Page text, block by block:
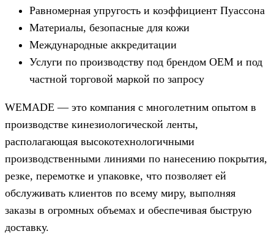
Равномерная упругость и коэффициент Пуассона
Материалы, безопасные для кожи
Международные аккредитации
Услуги по производству под брендом OEM и под
частной торговой маркой по запросу
WEMADE — это компания с многолетним опытом в
производстве кинезиологической ленты,
располагающая высокотехнологичными
производственными линиями по нанесению покрытия,
резке, перемотке и упаковке, что позволяет ей
обслуживать клиентов по всему миру, выполняя
заказы в огромных объемах и обеспечивая быструю
доставку.